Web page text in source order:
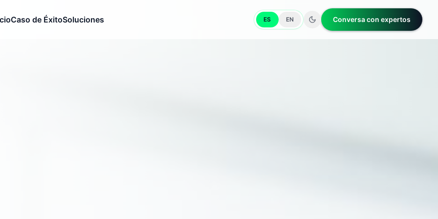
Caso de ÉxitoSoluciones ES EN Cambiar tema
Conversa con expertos